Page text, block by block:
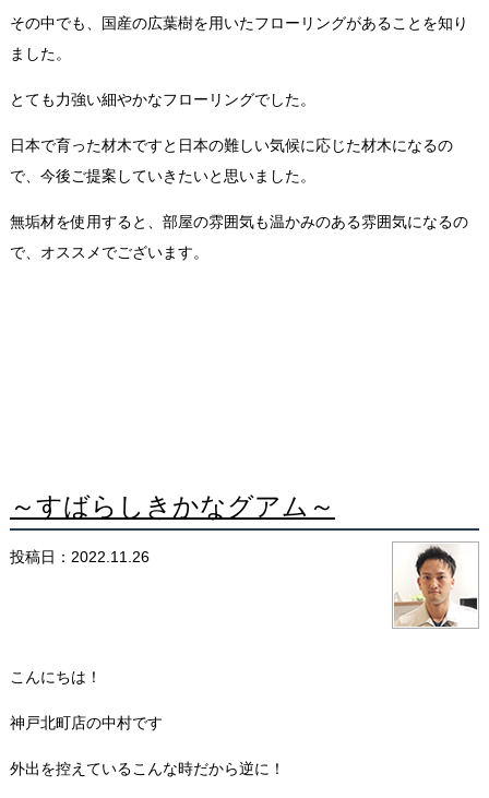
その中でも、国産の広葉樹を用いたフローリングがあることを知り
ました。
とても力強い細やかなフローリングでした。
日本で育った材木ですと日本の難しい気候に応じた材木になるの
で、今後ご提案していきたいと思いました。
無垢材を使用すると、部屋の雰囲気も温かみのある雰囲気になるの
で、オススメでございます。
～すばらしきかなグアム～
投稿日：2022.11.26
こんにちは！
神戸北町店の中村です
外出を控えているこんな時だから逆に！